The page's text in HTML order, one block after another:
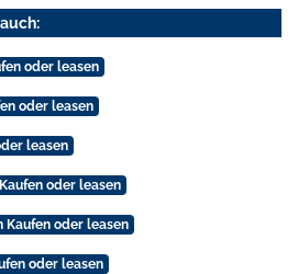
oder leasen
oder leasen
leasen
oder leasen
Kaufen oder leasen
oder leasen